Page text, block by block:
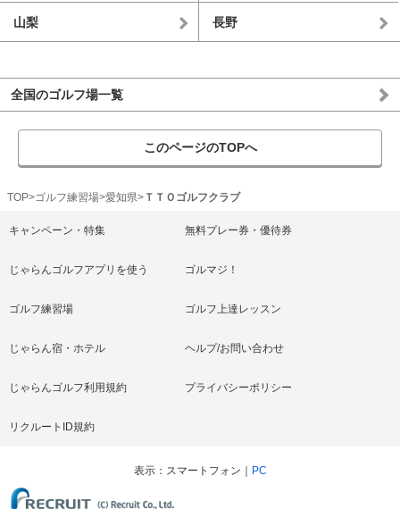
山梨 長野
全国のゴルフ場一覧
このページのTOPへ
TOP ゴルフ練習場 愛知県 ＴＴＯゴルフクラブ
キャンペーン・特集 無料プレー券・優待券
じゃらんゴルフアプリを使う ゴルマジ！
ゴルフ練習場 ゴルフ上達レッスン
じゃらん宿・ホテル ヘルプ/お問い合わせ
じゃらんゴルフ利用規約 プライバシーポリシー
リクルートID規約
表示 スマートフォン PC